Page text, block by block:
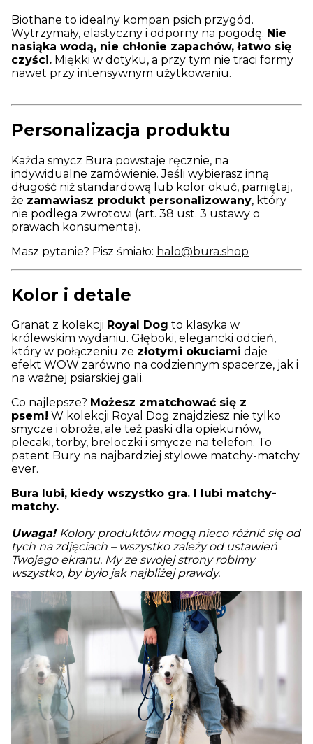
Biothane to idealny kompan psich przygód.
Wytrzymały, elastyczny i odporny na pogodę. Nie
nasiąka wodą, nie chłonie zapachów, łatwo się
czyści. Miękki w dotyku, a przy tym nie traci formy
nawet przy intensywnym użytkowaniu.
Personalizacja produktu
Każda smycz Bura powstaje ręcznie, na
indywidualne zamówienie. Jeśli wybierasz inną
długość niż standardową lub kolor okuć, pamiętaj,
że zamawiasz produkt personalizowany, który
nie podlega zwrotowi (art. 38 ust. 3 ustawy o
prawach konsumenta).
Masz pytanie? Pisz śmiało: halo@bura.shop
Kolor i detale
Granat z kolekcji Royal Dog to klasyka w
królewskim wydaniu. Głęboki, elegancki odcień,
który w połączeniu ze złotymi okuciami daje
efekt WOW zarówno na codziennym spacerze, jak i
na ważnej psiarskiej gali.
Co najlepsze? Możesz zmatchować się z
psem! W kolekcji Royal Dog znajdziesz nie tylko
smycze i obroże, ale też paski dla opiekunów,
plecaki, torby, breloczki i smycze na telefon. To
patent Bury na najbardziej stylowe matchy-matchy
ever.
Bura lubi, kiedy wszystko gra. I lubi matchy-
matchy.
Uwaga! Kolory produktów mogą nieco różnić się od
tych na zdjęciach – wszystko zależy od ustawień
Twojego ekranu. My ze swojej strony robimy
wszystko, by było jak najbliżej prawdy.